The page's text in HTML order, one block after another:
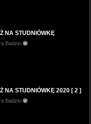
NA STUDNIÓWKĘ
Badzio
NA STUDNIÓWKĘ 2020 [ 2 ]
Badzio